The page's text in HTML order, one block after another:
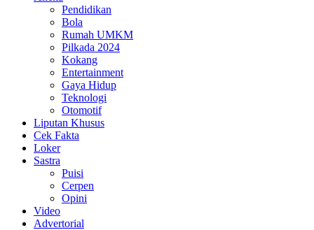
Pendidikan
Bola
Rumah UMKM
Pilkada 2024
Kokang
Entertainment
Gaya Hidup
Teknologi
Otomotif
Liputan Khusus
Cek Fakta
Loker
Sastra
Puisi
Cerpen
Opini
Video
Advertorial